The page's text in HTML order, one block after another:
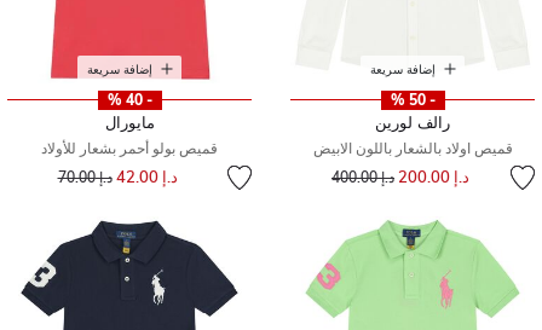
إضافة سريعة
- 50 %
رالف لورين
قميص اولاد بالشعار باللون الابيض
د.إ 200.00 سعر مخفض مند.إ 400.00
إضافة سريعة
- 40 %
مايورال
قميص بولو أحمر بشعار للأولاد
د.إ 42.00 سعر مخفض من
د.إ 70.00 إلى